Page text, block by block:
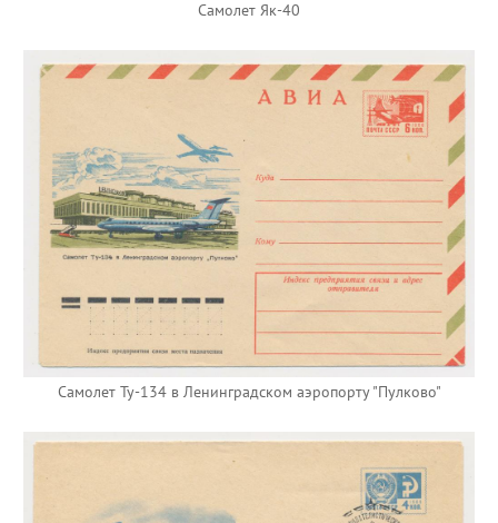
Самолет Як-40
Самолет Ту-134 в Ленинградском аэропорту "Пулково"